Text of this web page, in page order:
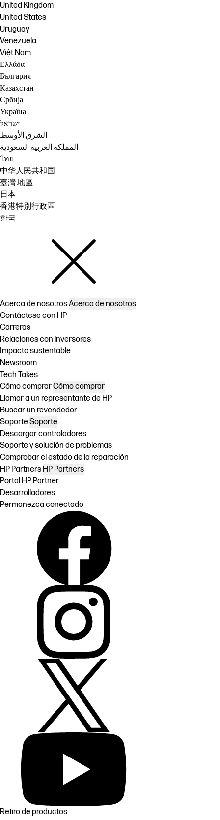
United Kingdom
United States
Uruguay
Venezuela
Việt Nam
Ελλάδα
България
Казахстан
Србија
Україна
ישראל
الشرق الأوسط
المملكة العربية السعودية
ไทย
中华人民共和国
臺灣 地區
日本
香港特別行政區
한국
Acerca de nosotrosAcerca de nosotros
Contáctese con HP
Carreras
Relaciones con inversores
Impacto sustentable
Newsroom
Tech Takes
Cómo comprarCómo comprar
Llamar a un representante de HP
Buscar un revendedor
SoporteSoporte
Descargar controladores
Soporte y solución de problemas
Comprobar el estado de la reparación
HP Partners HP Partners
Portal HP Partner
Desarrolladores
Permanezca conectado
Retiro de productos